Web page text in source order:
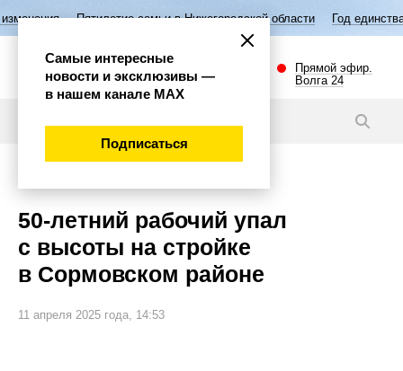
семьи в Нижегородской области Год единства народов России
Прямой эфир.
Волга 24
50-летний рабочий упал
с высоты на стройке
в Сормовском районе
11 апреля 2025 года, 14:53
Самые интересные
новости и эксклюзивы —
в нашем канале МАХ
Подписаться